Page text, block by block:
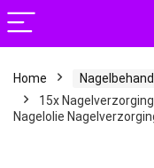
Home
15x
Nagelolie